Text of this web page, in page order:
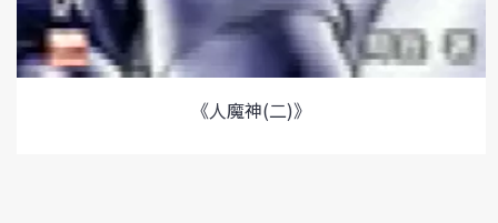
《人魔神(二)》